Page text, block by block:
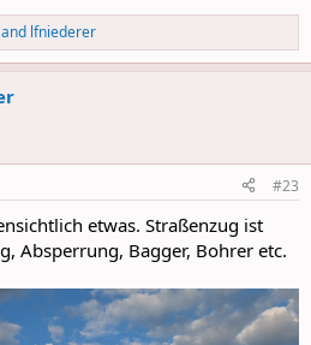
and lfniederer
#23
etwas. Straßenzug ist
Absperrung, Bagger, Bohrer etc.